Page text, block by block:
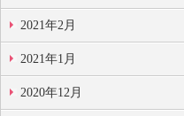
2021年2月
2021年1月
2020年12月